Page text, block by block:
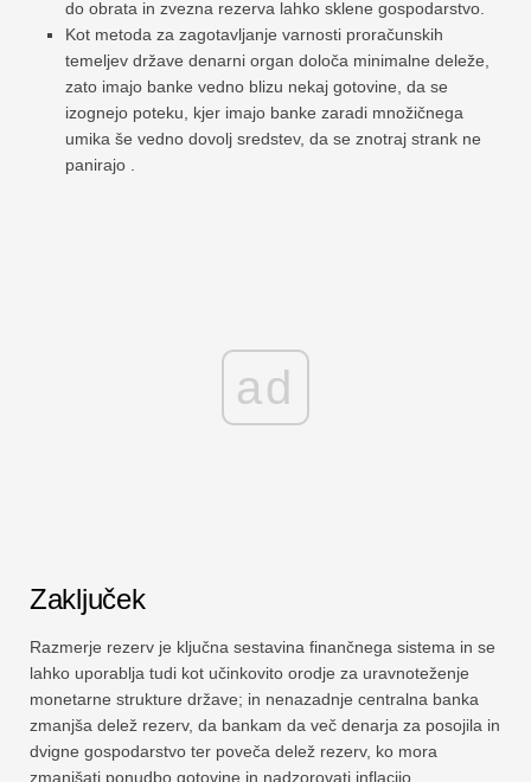
do obrata in zvezna rezerva lahko sklene gospodarstvo.
Kot metoda za zagotavljanje varnosti proračunskih
temeljev države denarni organ določa minimalne deleže,
zato imajo banke vedno blizu nekaj gotovine, da se
izognejo poteku, kjer imajo banke zaradi množičnega
umika še vedno dovolj sredstev, da se znotraj strank ne
panirajo .
ad
Zaključek
Razmerje rezerv je ključna sestavina finančnega sistema in se
lahko uporablja tudi kot učinkovito orodje za uravnoteženje
monetarne strukture države; in nenazadnje centralna banka
zmanjša delež rezerv, da bankam da več denarja za posojila in
dvigne gospodarstvo ter poveča delež rezerv, ko mora
zmanjšati ponudbo gotovine in nadzorovati inflacijo.